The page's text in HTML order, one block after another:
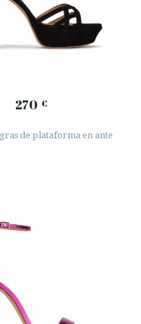
270 €
de plataforma en ante